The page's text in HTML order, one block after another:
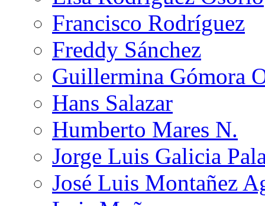
Francisco Rodríguez
Freddy Sánchez
Guillermina Gómora
Hans Salazar
Humberto Mares N.
Jorge Luis Galicia
José Luis Montañez